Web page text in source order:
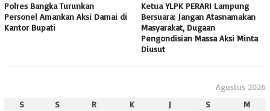
Polres Bangka Turunkan
Personel Amankan Aksi Damai di
Kantor Bupati
Ketua YLPK PERARI Lampung
Bersuara: Jangan Atasnamakan
Masyarakat, Dugaan
Pengondisian Massa Aksi Minta
Diusut
Agustus 2026
S
S R K J S
M